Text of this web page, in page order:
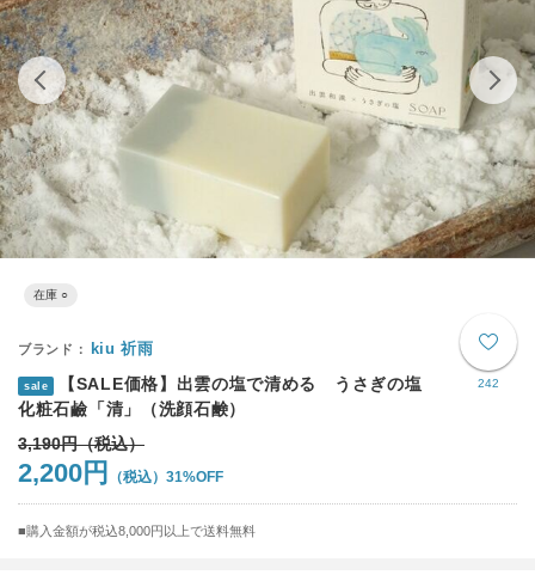
在庫 ○
242
kiu 祈雨
sale
【SALE価格】出雲の塩で清める うさぎの塩
化粧石鹼「清」（洗顔石鹸）
3,190円
2,200円 31%OFF
購入金額が税込8,000円以上で送料無料